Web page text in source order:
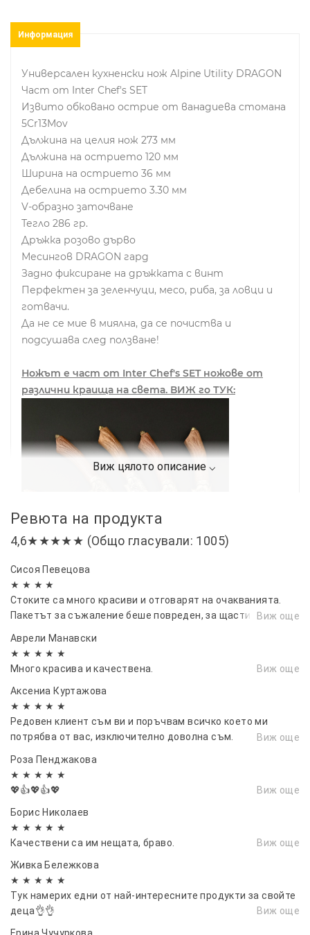
Информация
Универсален кухненски нож Alpine Utility DRAGON
Част от Inter Chef's SET
Извито обковано острие от ванадиева стомана
5Cr13Mov
Дължина на целия нож 273 мм
Дължина на острието 120 мм
Ширина на острието 36 мм
Дебелина на острието 3.30 мм
V-образно заточване
Тегло 286 гр.
Дръжка розово дърво
Месингов DRAGON гард
Задно фиксиране на дръжката с винт
Перфектен за зеленчуци, месо, риба, за ловци и
готвачи.
Да не се мие в миялна, да се почиства и
подсушава след ползване!
Ножът е част от Inter Chef's SET ножове от
различни краища на света. ВИЖ го ТУК:
Ревюта на продукта
4,6★★★★★ (Общо гласували: 1005)
Сисоя Певецова
★ ★ ★ ★
Стоките са много красиви и отговарят на очакванията.
Пакетът за съжаление беше повреден, за щастие стоките
Виж още
Аврели Манавски
★ ★ ★ ★ ★
Много красива и качествена.
Виж още
Аксениа Куртажова
★ ★ ★ ★ ★
Редовен клиент съм ви и поръчвам всичко което ми
потрябва от вас, изключително доволна съм.
Виж още
Роза Пенджакова
★ ★ ★ ★ ★
💖👍💖👍💖
Виж още
Борис Николаев
★ ★ ★ ★ ★
Качествени са им нещата, браво.
Виж още
Живка Бележкова
★ ★ ★ ★ ★
Тук намерих едни от най-интересните продукти за свойте
деца👌👌
Виж още
Ерина Чучуркова